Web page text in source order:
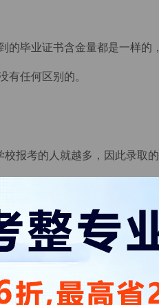
毕业证书含金量都是一样的
任何区别的。
报考的人就越多，因此录取
人会因分数低落榜。
知识基础和学习能力，以及
简单、录取和毕业相对容易的